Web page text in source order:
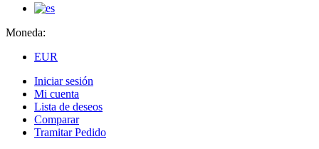
Moneda:
EUR
Iniciar sesión
Mi cuenta
Lista de deseos
Comparar
Tramitar Pedido